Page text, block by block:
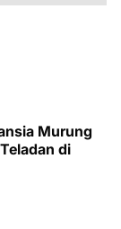
Murung
di